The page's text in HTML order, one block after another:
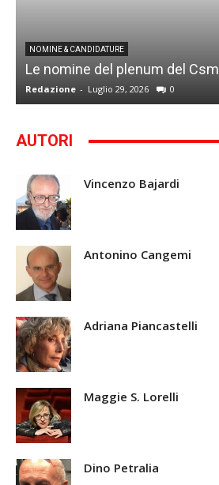
NOMINE & CANDIDATURE
Le nomine del plenum del Csm
Redazione - Luglio 29, 2026 0
AUTORI
Vincenzo Bajardi
Antonino Cangemi
Adriana Piancastelli
Maggie S. Lorelli
Dino Petralia